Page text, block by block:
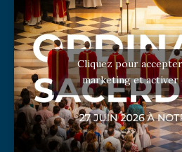
Cliquez pour
marketing et activer